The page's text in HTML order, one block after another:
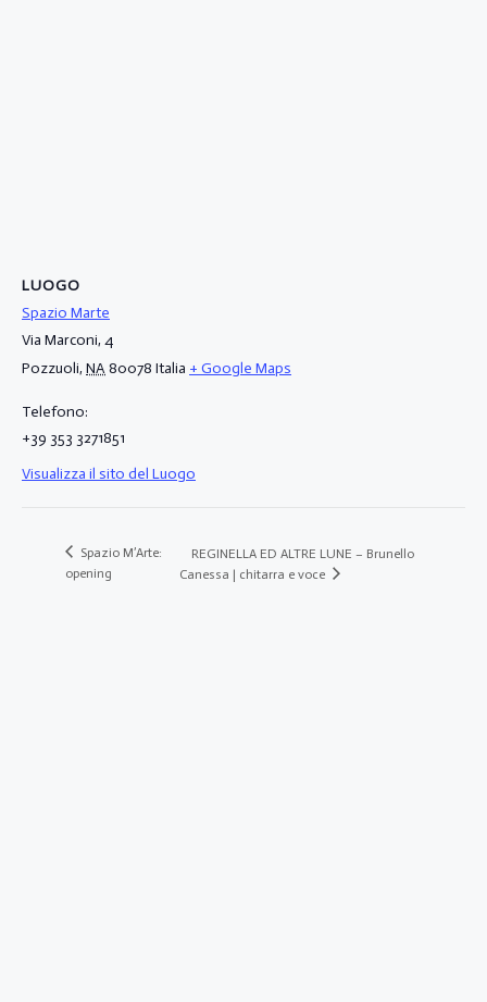
LUOGO
Spazio Marte
Via Marconi, 4
Pozzuoli, NA80078 Italia + Google Maps
Telefono:
+39 353 3271851
Visualizza il sito del Luogo
Spazio M’Arte:
opening
REGINELLA ED ALTRE LUNE – Brunello
Canessa | chitarra e voce